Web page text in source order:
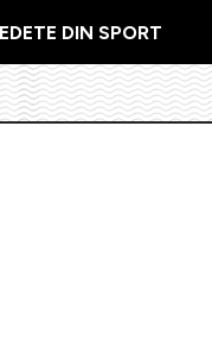
DIN SPORT